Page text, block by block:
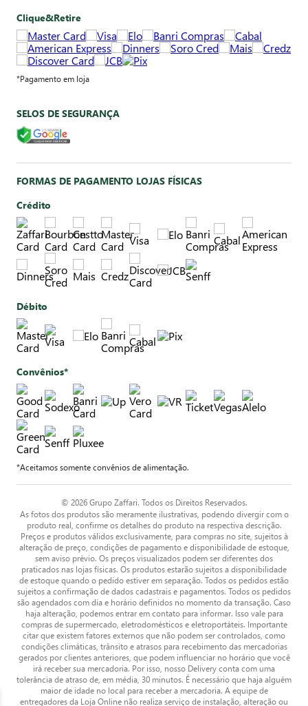
Clique&Retire
*Pagamento em loja
SELOS DE SEGURANÇA
FORMAS DE PAGAMENTO LOJAS FÍSICAS
Crédito
Débito
Convênios*
*Aceitamos somente convênios de alimentação.
© 2026 Grupo Zaffari. Todos os Direitos Reservados.
As fotos dos produtos são meramente ilustrativas, podendo divergir com o
produto real, confirme os detalhes do produto na respectiva descrição.
Preços e produtos válidos exclusivamente, para compras no site, sujeitos à
alteração de preço, condições de pagamento e disponibilidade de estoque,
sem aviso prévio. Os preços visualizados podem ser diferentes dos
praticados nas lojas físicas. Os produtos estarão sujeitos a disponibilidade
de estoque quando o pedido estiver em separação. Todos os pedidos estão
sujeitos a confirmação de dados cadastrais e pagamentos. Todos os pedidos
são agendados com dia e horário definidos no momento da transação. Caso
haja alteração, podemos entrar em contato para informar. Isso vale para
compras de supermercado, eletrodomésticos e eletroportáteis. Importante
citar que existem fatores externos que não podem ser controlados, como
condições climáticas, trânsito e atrasos para recebimento das mercadorias
gerados por clientes anteriores, que podem influenciar no horário que você
irá receber sua mercadoria. Por isso, nosso Delivery conta com uma
tolerância de atraso de, em média, 30 minutos. É necessário que haja alguém
maior de idade no local para receber a mercadoria. A equipe de
entregadores da Loja Online não realiza serviço de instalação, alteração ou